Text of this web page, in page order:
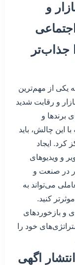
و
جذاب‌تر
یکی از مهم‌ترین
و رقابت شدید
برندها و
این چالش، باید
کرد. ایجاد
و ویدیوهای
در صنعت و
می‌تواند به
کنید.
و بازخوردهای
خود را
اگهی